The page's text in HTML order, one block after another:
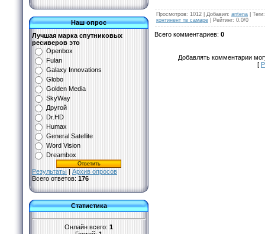
Наш опрос
Лучшая марка спутниковых
ресиверов это
Openbox
Fulan
Galaxy Innovations
Globo
Golden Media
SkyWay
Другой
Dr.HD
Humax
General Satellite
Word Vision
Dreambox
Результаты | Архив опросов
Всего ответов: 176
Статистика
Онлайн всего: 1
Просмотров: 1012 Добавил: antena Теги:
континент тв самаре
Рейтинг: 0.0/0
Всего комментариев: 0
Добавлять комментарии
[